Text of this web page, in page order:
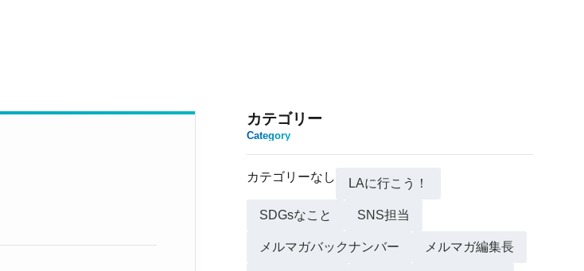
カテゴリー
Category
カテゴリーなし LAに行こう！
SDGsなこと SNS担当
メルマガバックナンバー メルマガ編集長